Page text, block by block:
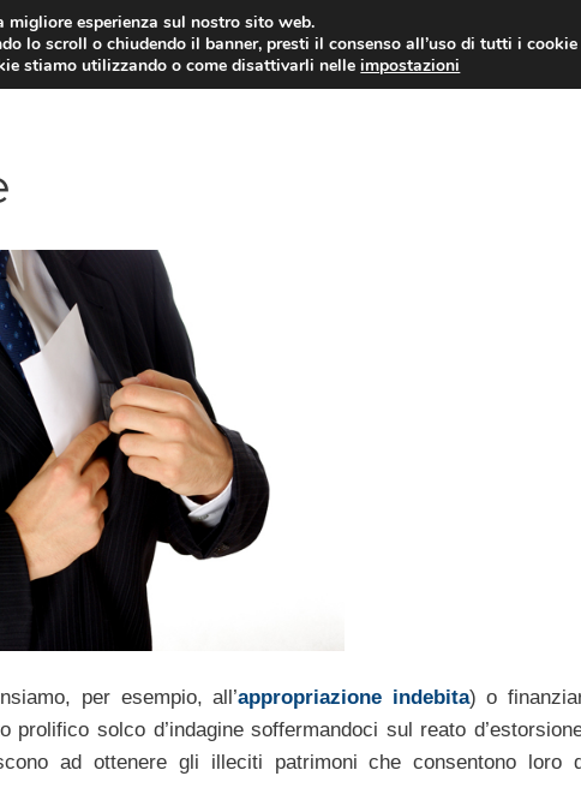
AMMINISTRAZIONE PUBBLICA
per esempio, all’appropriazione indebita) o
prolifico solco d’indagine soffermandoci sul reato
ad ottenere gli illeciti patrimoni che consentono loro
esperienza sul nostro sito web.
lo scroll o chiudendo il banner, presti il consenso all’uso di tutti i cookie
stiamo utilizzando o come disattivarli nelleimpostazioni